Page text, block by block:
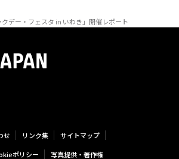
クデー・フェスタ in いわき」開催レポート
せ リンク集
サイトマップ
ポリシー 写真提供・著作権